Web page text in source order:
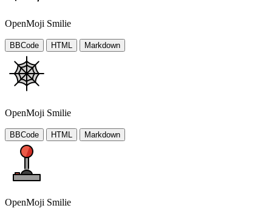
OpenMoji Smilie
BBCode HTML Markdown
OpenMoji Smilie
BBCode HTML Markdown
OpenMoji Smilie